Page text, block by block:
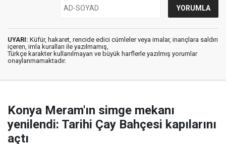
UYARI: Küfür, hakaret, rencide edici cümleler veya imalar, inançlara saldırı
içeren, imla kuralları ile yazılmamış,
Türkçe karakter kullanılmayan ve büyük harflerle yazılmış yorumlar
onaylanmamaktadır.
Konya Meram'ın simge mekanı
yenilendi: Tarihi Çay Bahçesi kapılarını
açtı